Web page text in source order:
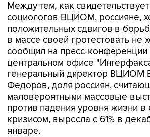
Между тем, как
социологов ВЦИОМ, россияне,
положительных сдвигов в
в массе своей протестовать не
сообщил на пресс-конференции
центральном офисе
генеральный директор ВЦИОМ
Федоров, доля россиян,
маловероятными массовые
против падения уровня жизни в
кризисом, выросла с 61% в
январе.